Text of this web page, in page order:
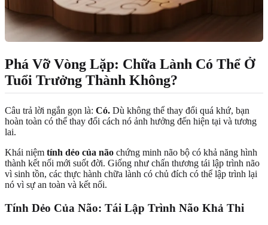
Phá Vỡ Vòng Lặp: Chữa Lành Có Thể Ở
Tuổi Trưởng Thành Không?
Câu trả lời ngắn gọn là: Có. Dù không thể thay đổi quá khứ, bạn
hoàn toàn có thể thay đổi cách nó ảnh hưởng đến hiện tại và tương
lai.
Khái niệm tính dẻo của não chứng minh não bộ có khả năng hình
thành kết nối mới suốt đời. Giống như chấn thương tái lập trình não
vì sinh tồn, các thực hành chữa lành có chủ đích có thể lập trình lại
nó vì sự an toàn và kết nối.
Tính Dẻo Của Não: Tái Lập Trình Não Khả Thi